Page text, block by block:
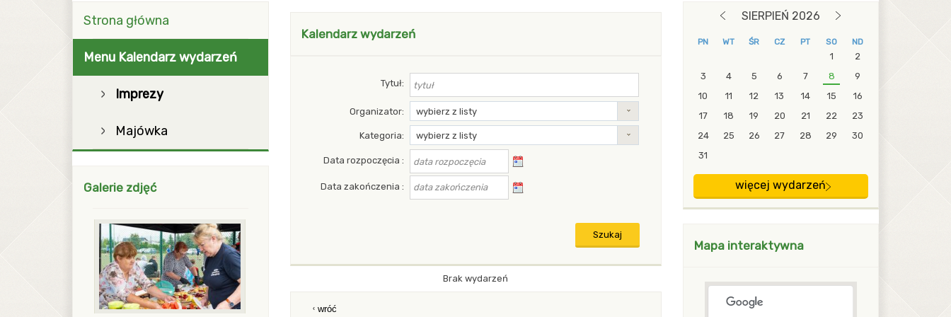
Strona główna
Menu Kalendarz wydarzeń
Imprezy
Majówka
Galerie zdjęć
Kalendarz wydarzeń
Tytuł
Organizator wybierz z listy
Kategoria wybierz z listy
Data rozpoczęcia
Data zakończenia
Brak wydarzeń
wróć
POPRZEDNI MIESIĄC
SIERPIEŃ 2026
PN WT ŚR CZ PT SO ND
1
2
3
4 5 6 7 8
9
10
11 12 13 14 15
16
17
18 19 20 21 22
23
24
25 26 27 28 29
30
31
więcej wydarzeń
Mapa interaktywna